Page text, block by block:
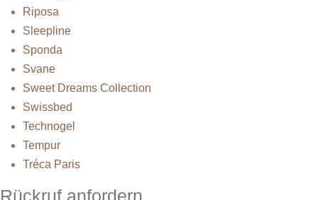
Riposa
Sleepline
Sponda
Svane
Sweet Dreams Collection
Swissbed
Technogel
Tempur
Tréca Paris
Rückruf anfordern